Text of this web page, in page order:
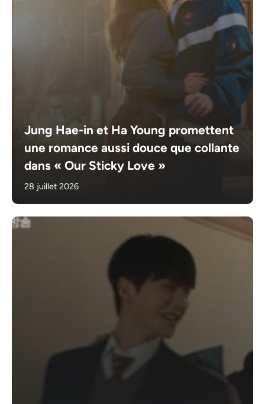
Jung Hae-in et Ha Young promettent
une romance aussi douce que collante
dans « Our Sticky Love »
28 juillet 2026